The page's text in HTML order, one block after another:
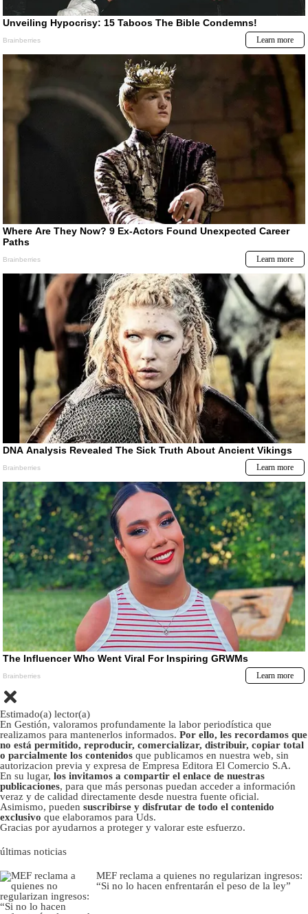
Estimado(a) lector(a)
En Gestión, valoramos profundamente la labor periodística que
realizamos para mantenerlos informados. Por ello, les recordamos que
no está permitido, reproducir, comercializar, distribuir, copiar total
o parcialmente los contenidos que publicamos en nuestra web, sin
autorizacion previa y expresa de Empresa Editora El Comercio S.A.
En su lugar, los invitamos a compartir el enlace de nuestras
publicaciones, para que más personas puedan acceder a información
veraz y de calidad directamente desde nuestra fuente oficial.
Asimismo, pueden suscribirse y disfrutar de todo el contenido
exclusivo que elaboramos para Uds.
Gracias por ayudarnos a proteger y valorar este esfuerzo.
últimas noticias
MEF reclama a quienes no regularizan ingresos:
“Si no lo hacen enfrentarán el peso de la ley”